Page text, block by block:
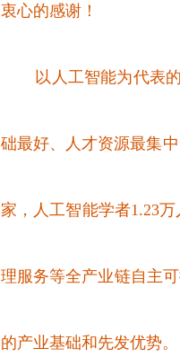
衷心的感谢！
以人工智能为代表
础最好、人才资源最集
家，人工智能学者1.23万
理服务等全产业链自主
的产业基础和先发优势。